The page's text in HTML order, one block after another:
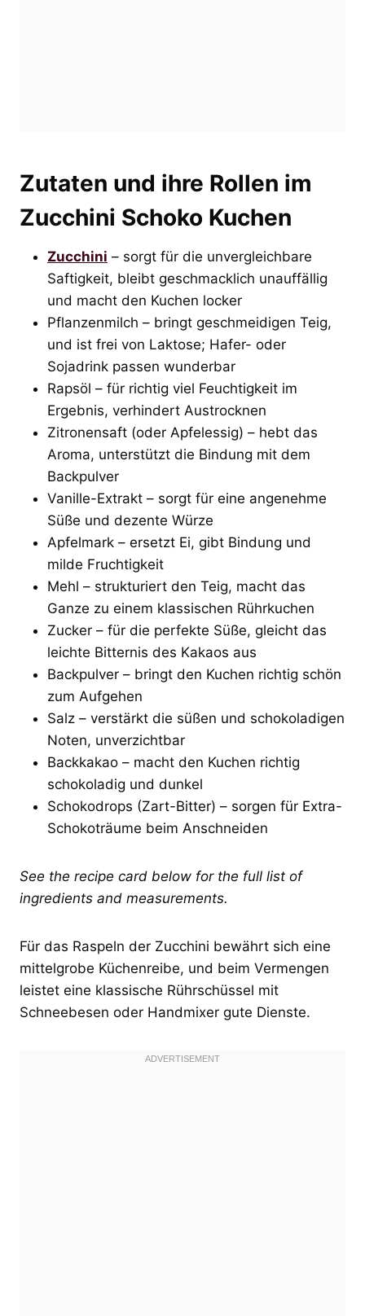
Zutaten und ihre Rollen im
Zucchini Schoko Kuchen
Zucchini – sorgt für die unvergleichbare
Saftigkeit, bleibt geschmacklich unauffällig
und macht den Kuchen locker
Pflanzenmilch – bringt geschmeidigen Teig,
und ist frei von Laktose; Hafer- oder
Sojadrink passen wunderbar
Rapsöl – für richtig viel Feuchtigkeit im
Ergebnis, verhindert Austrocknen
Zitronensaft (oder Apfelessig) – hebt das
Aroma, unterstützt die Bindung mit dem
Backpulver
Vanille-Extrakt – sorgt für eine angenehme
Süße und dezente Würze
Apfelmark – ersetzt Ei, gibt Bindung und
milde Fruchtigkeit
Mehl – strukturiert den Teig, macht das
Ganze zu einem klassischen Rührkuchen
Zucker – für die perfekte Süße, gleicht das
leichte Bitternis des Kakaos aus
Backpulver – bringt den Kuchen richtig schön
zum Aufgehen
Salz – verstärkt die süßen und schokoladigen
Noten, unverzichtbar
Backkakao – macht den Kuchen richtig
schokoladig und dunkel
Schokodrops (Zart-Bitter) – sorgen für Extra-
Schokoträume beim Anschneiden
See the recipe card below for the full list of
ingredients and measurements.
Für das Raspeln der Zucchini bewährt sich eine
mittelgrobe Küchenreibe, und beim Vermengen
leistet eine klassische Rührschüssel mit
Schneebesen oder Handmixer gute Dienste.